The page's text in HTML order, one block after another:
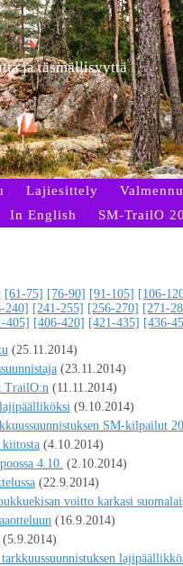
ja täsmällisyyttä
Lajiesittely
In English SM-TrailO
[61-75] [76-90] [91-105] [106-
240] [241-255] [256-270] [271-
405] [406-420] [421-435] [436-
(25.11.2014)
(23.11.2014)
TrailO:n (11.11.2014)
(9.10.2014)
SM-kilpailut
kiitosta (4.10.2014)
4.10. (2.10.2014)
(22.9.2014)
voitto karkasi
(16.9.2014)
(5.9.2014)